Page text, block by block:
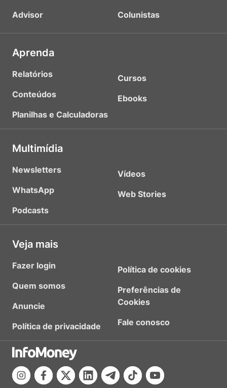
Advisor
Colunistas
Aprenda
Relatórios
Conteúdos
Planilhas e Calculadoras
Cursos
Ebooks
Multimídia
Newsletters
WhatsApp
Podcasts
Vídeos
Web Stories
Veja mais
Fazer login
Quem somos
Anuncie
Política de privacidade
Política de cookies
Preferências de
Cookies
Fale conosco